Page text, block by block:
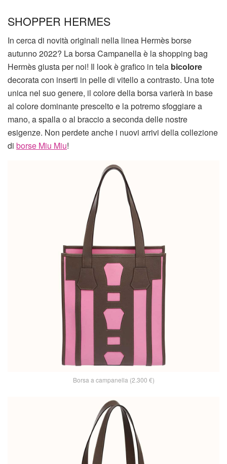
SHOPPER HERMES
In cerca di novità originali nella linea Hermès borse
autunno 2022? La borsa Campanella è la shopping bag
Hermès giusta per noi! Il look è grafico in tela bicolore
decorata con inserti in pelle di vitello a contrasto. Una tote
unica nel suo genere, il colore della borsa varierà in base
al colore dominante prescelto e la potremo sfoggiare a
mano, a spalla o al braccio a seconda delle nostre
esigenze. Non perdete anche i nuovi arrivi della collezione
di borse Miu Miu!
Borsa a campanella (2.300 €)